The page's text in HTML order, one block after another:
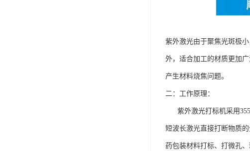
紫外激光由于聚焦光斑极
外，适合加工的材质更加
产生材料烧焦问题。
二：工作原理：
紫外激光打标机采用
短波长激光直接打断物质
药包装材料打标、打微孔